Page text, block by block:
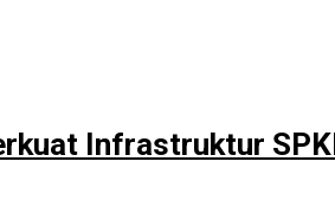
Infrastruktur